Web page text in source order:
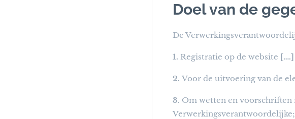
Doel van de
De
1. Registratie op de website [….]
2. Voor de uitvoering van de
3. Om wetten en voorschriften
Verwerkingsverantwoordelijke;